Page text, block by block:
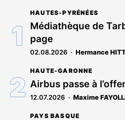
HAUTES-PYRÉNÉES
Médiathèque de
page
02.08.2026 Hermance
HAUTE-GARONNE
Airbus passe à
12.07.2026 Maxime
PAYS BASQUE